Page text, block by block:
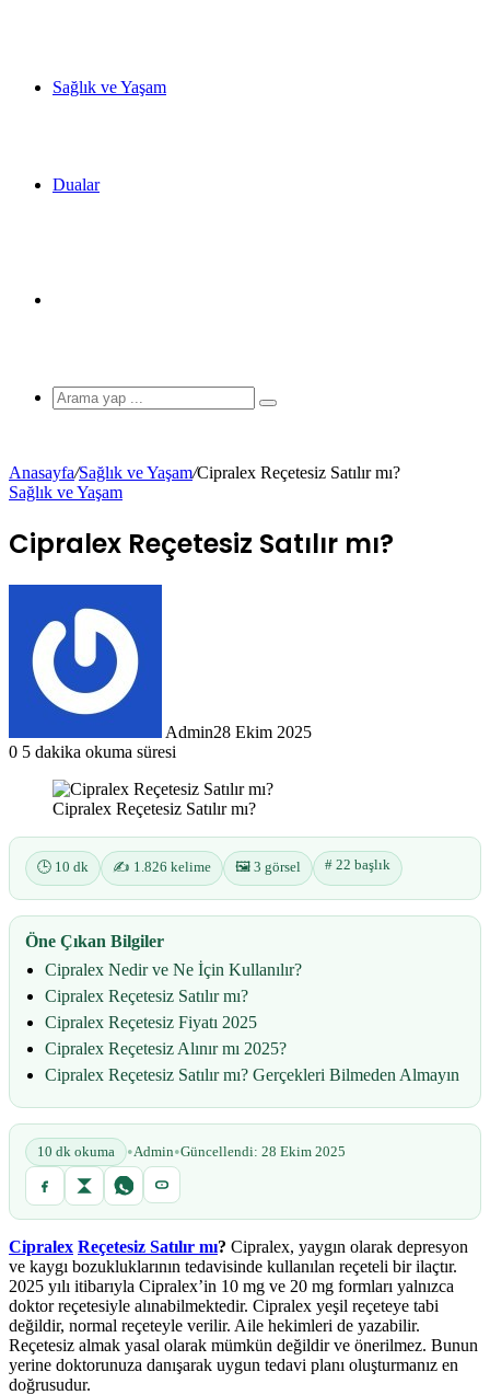
Sağlık ve Yaşam
Dualar
görünümü
değiştir
Arama
Anasayfa/Sağlık ve Yaşam/Cipralex Reçetesiz Satılır mı?
Sağlık ve Yaşam
Cipralex Reçetesiz Satılır mı?
Admin28 Ekim 2025
0 5 dakika okuma süresi
Cipralex Reçetesiz Satılır mı?
🕒 10 dk ✍️ 1.826 kelime 🖼️ 3 görsel # 22 başlık
Öne Çıkan Bilgiler
Cipralex Nedir ve Ne İçin Kullanılır?
Cipralex Reçetesiz Satılır mı?
Cipralex Reçetesiz Fiyatı 2025
Cipralex Reçetesiz Alınır mı 2025?
Cipralex Reçetesiz Satılır mı? Gerçekleri Bilmeden Almayın
10 dk okuma •Admin•Güncellendi: 28 Ekim 2025
Cipralex Reçetesiz Satılır mı? Cipralex, yaygın olarak depresyon
ve kaygı bozukluklarının tedavisinde kullanılan reçeteli bir ilaçtır.
2025 yılı itibarıyla Cipralex’in 10 mg ve 20 mg formları yalnızca
doktor reçetesiyle alınabilmektedir. Cipralex yeşil reçeteye tabi
değildir, normal reçeteyle verilir. Aile hekimleri de yazabilir.
Reçetesiz almak yasal olarak mümkün değildir ve önerilmez. Bunun
yerine doktorunuza danışarak uygun tedavi planı oluşturmanız en
doğrusudur.